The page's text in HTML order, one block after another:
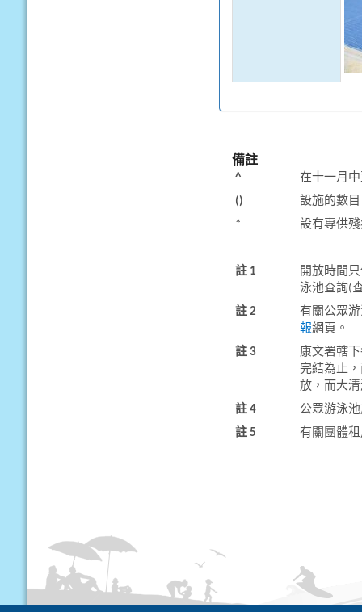
備註
^
在十一月
()
設施的數目
*
設有專供
註 1
開放時間
泳池查詢(
註 2
有關公眾
報網頁。
註 3
康文署轄
完結為止
放，而大
註 4
公眾游泳
註 5
有關團體